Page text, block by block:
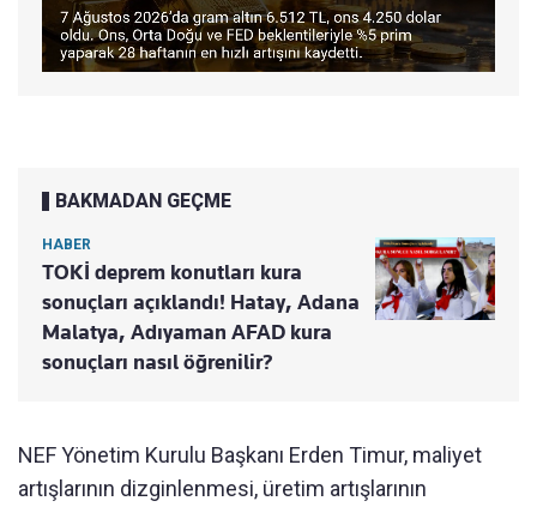
BAKMADAN GEÇME
HABER
TOKİ deprem konutları kura
sonuçları açıklandı! Hatay, Adana
Malatya, Adıyaman AFAD kura
sonuçları nasıl öğrenilir?
NEF Yönetim Kurulu Başkanı Erden Timur, maliyet
artışlarının dizginlenmesi, üretim artışlarının